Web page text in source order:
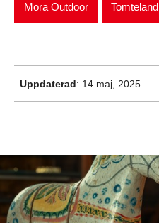
Mora Outdoor Tomteland
Uppdaterad: 14 maj, 2025